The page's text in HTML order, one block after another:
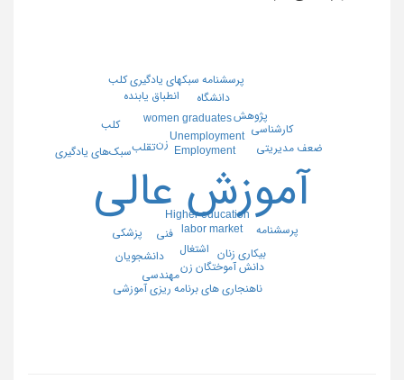
آموزش عالی
Employment
Higher education
labor market
Unemployment
women graduates
اشتغال بیکاری زنان
تقلب
دانش آموختگان زن
دانشگاه
ضعف مدیریتی
ناهنجاری های برنامه ریزی آموزشی
انطباق یابنده
پرسشنامه
پرسشنامه سبکهای یادگیری کلب
پزشکی
پژوهش
دانشجویان
زن
سبک‌های یادگیری
فنی
مهندسی
کارشناسی کلب